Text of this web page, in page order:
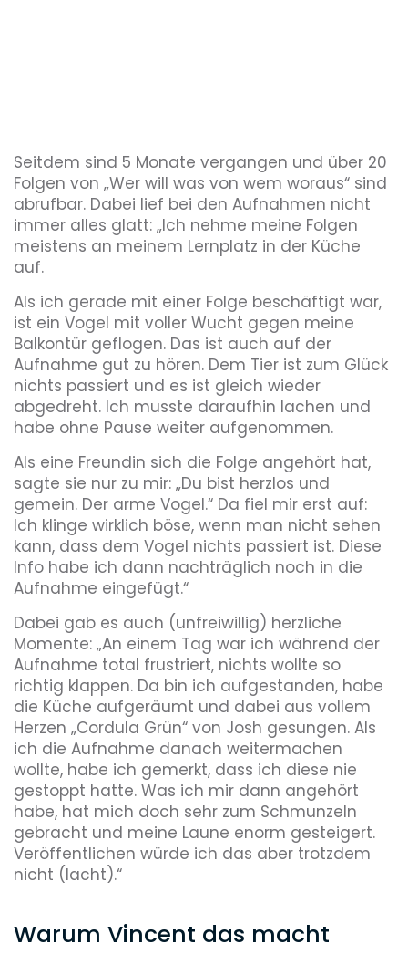
Seitdem sind 5 Monate vergangen und über 20
Folgen von „Wer will was von wem woraus“ sind
abrufbar. Dabei lief bei den Aufnahmen nicht
immer alles glatt: „Ich nehme meine Folgen
meistens an meinem Lernplatz in der Küche
auf.
Als ich gerade mit einer Folge beschäftigt war,
ist ein Vogel mit voller Wucht gegen meine
Balkontür geflogen. Das ist auch auf der
Aufnahme gut zu hören. Dem Tier ist zum Glück
nichts passiert und es ist gleich wieder
abgedreht. Ich musste daraufhin lachen und
habe ohne Pause weiter aufgenommen.
Als eine Freundin sich die Folge angehört hat,
sagte sie nur zu mir: „Du bist herzlos und
gemein. Der arme Vogel.“ Da fiel mir erst auf:
Ich klinge wirklich böse, wenn man nicht sehen
kann, dass dem Vogel nichts passiert ist. Diese
Info habe ich dann nachträglich noch in die
Aufnahme eingefügt.“
Dabei gab es auch (unfreiwillig) herzliche
Momente: „An einem Tag war ich während der
Aufnahme total frustriert, nichts wollte so
richtig klappen. Da bin ich aufgestanden, habe
die Küche aufgeräumt und dabei aus vollem
Herzen „Cordula Grün“ von Josh gesungen. Als
ich die Aufnahme danach weitermachen
wollte, habe ich gemerkt, dass ich diese nie
gestoppt hatte. Was ich mir dann angehört
habe, hat mich doch sehr zum Schmunzeln
gebracht und meine Laune enorm gesteigert.
Veröffentlichen würde ich das aber trotzdem
nicht (lacht).“
Warum Vincent das macht